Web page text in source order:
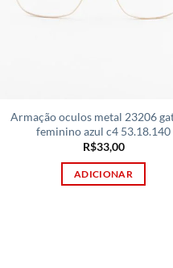
Armação oculos metal 23206
feminino azul c4 53.18.140
R$33,00
ADICIONAR